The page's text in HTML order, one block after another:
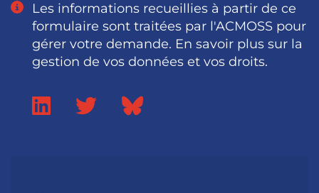
Les informations recueillies à partir de ce
formulaire sont traitées par l'ACMOSS pour
gérer votre demande. En savoir plus sur la
gestion de vos données et vos droits.